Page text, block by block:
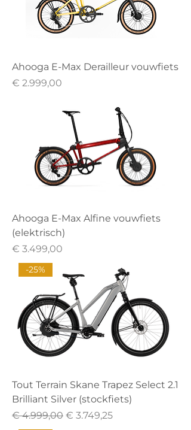
Ahooga E-Max Derailleur vouwfiets
Prijs
€ 2.999,00
Ahooga E-Max Alfine vouwfiets
(elektrisch)
Prijs
€ 3.499,00
-25%
Tout Terrain Skane Trapez Select 2.1
Brilliant Silver (stockfiets)
Normale prijs
€ 4.999,00 Verkoopprijs
€ 3.749,25